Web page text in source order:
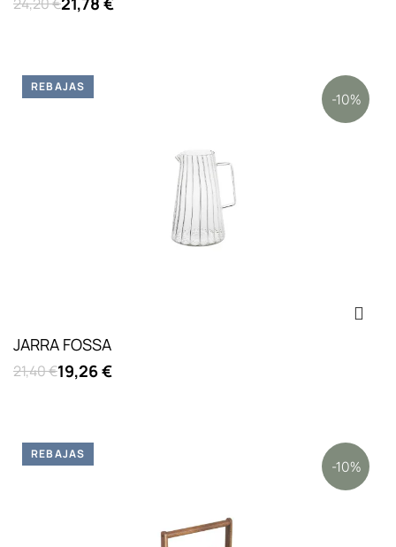
JARRA FOSSA
21,40 €19,26 €
-10%
REBAJAS
-10%
REBAJAS